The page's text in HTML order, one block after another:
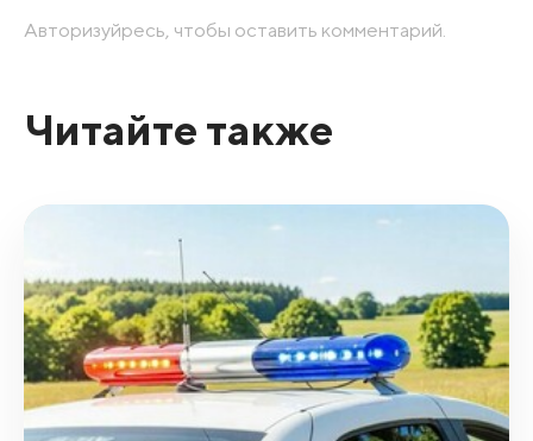
Авторизуйресь, чтобы оставить комментарий.
Читайте также